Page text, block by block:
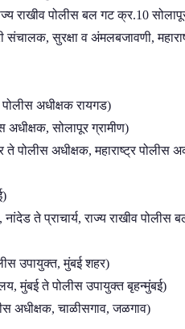
राखीव पोलीस बल गट क्र.10
संचालक, सुरक्षा व अंमलबजावणी,
अधीक्षक रायगड)
अधीक्षक, सोलापूर ग्रामीण)
पोलीस अधीक्षक, महाराष्ट्र पोलीस
ते प्राचार्य, राज्य राखीव पोलीस
उपायुक्त, मुंबई शहर)
मुंबई ते पोलीस उपायुक्त बृहन्मुंबई)
अधीक्षक, चाळीसगाव, जळगाव)